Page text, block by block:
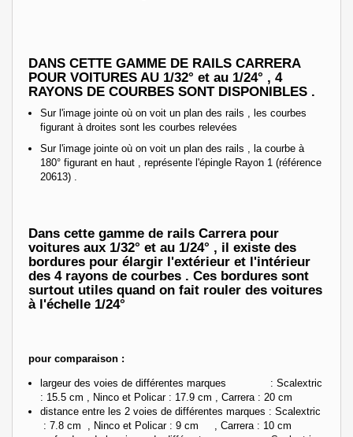
DANS CETTE GAMME DE RAILS CARRERA
POUR VOITURES AU 1/32° et au 1/24° , 4
RAYONS DE COURBES SONT DISPONIBLES .
Sur l'image jointe où on voit un plan des rails , les courbes
figurant à droites sont les courbes relevées
Sur l'image jointe où on voit un plan des rails , la courbe à
180° figurant en haut , représente l'épingle Rayon 1 (référence
20613) .
Dans cette gamme de rails Carrera pour
voitures aux 1/32° et au 1/24° , il existe des
bordures pour élargir l'extérieur et l'intérieur
des 4 rayons de courbes . Ces bordures sont
surtout utiles quand on fait rouler des voitures
à l'échelle 1/24°
pour comparaison :
largeur des voies de différentes marques : Scalextric
: 15.5 cm , Ninco et Policar : 17.9 cm , Carrera : 20 cm
distance entre les 2 voies de différentes marques : Scalextric
: 7.8 cm , Ninco et Policar : 9 cm , Carrera : 10 cm